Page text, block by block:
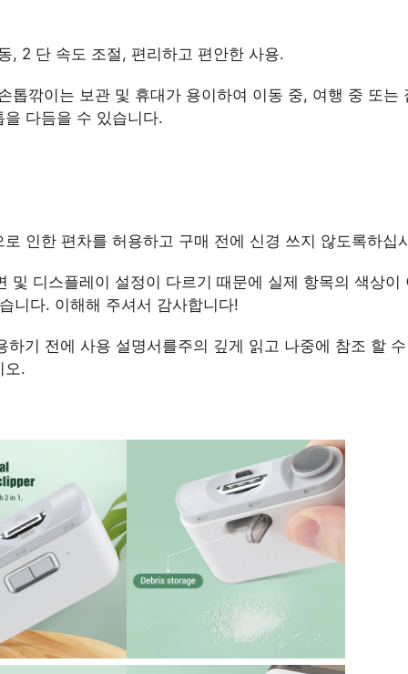
, 2 단 속도 조절, 편리하고 편안한 사용.
톱깎이는 보관 및 휴대가 용이하여 이동 중, 여행 중 또는
을 다듬을 수 있습니다.
로 인한 편차를 허용하고 구매 전에 신경 쓰지 않도록하십
및 디스플레이 설정이 다르기 때문에 실제 항목의 색상이
니다. 이해해 주셔서 감사합니다!
하기 전에 사용 설명서를주의 깊게 읽고 나중에 참조 할
오.